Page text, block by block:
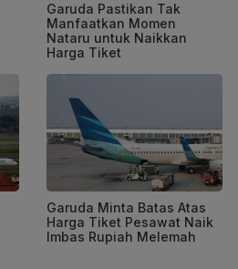
Garuda Pastikan Tak
Manfaatkan Momen
Nataru untuk Naikkan
Harga Tiket
Garuda Minta Batas Atas
Harga Tiket Pesawat Naik
Imbas Rupiah Melemah